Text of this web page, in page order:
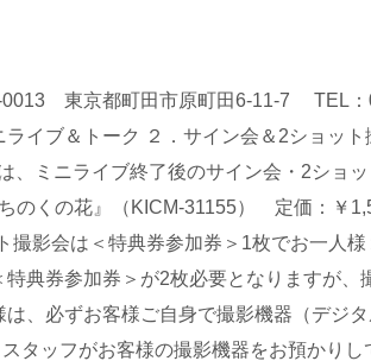
　東京都町田市原町田6-11-7　 TEL
イブ＆トーク ２．サイン会＆2ショッ
、ミニライブ終了後のサイン会・2ショ
のくの花』（KICM-31155）　定価：￥
影会は＜特典券参加券＞1枚でお一人様
典券参加券＞が2枚必要となりますが、
、必ずお客様ご自身で撮影機器（デジ
タッフがお客様の撮影機器をお預かりし